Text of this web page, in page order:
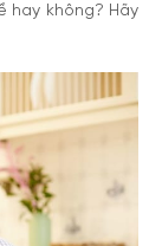
hay không? Hãy